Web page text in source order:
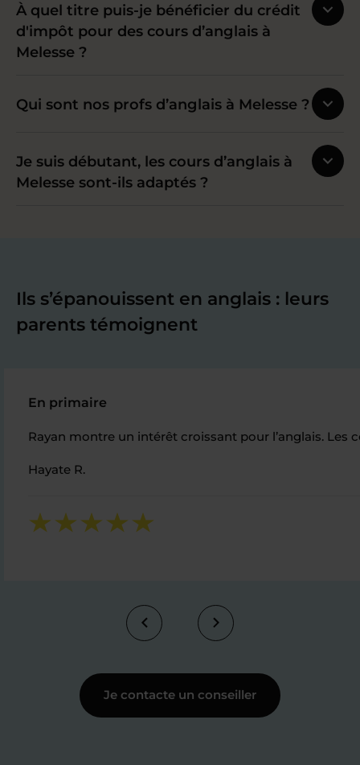
À quel titre puis-je bénéficier du crédit
d'impôt pour des cours d’anglais à
Melesse ?
Qui sont nos profs d’anglais à Melesse ?
Je suis débutant, les cours d’anglais à
Melesse sont-ils adaptés ?
Ils s’épanouissent en anglais : leurs
parents témoignent
En primaire
Rayan montre un intérêt croissant pour l’anglais.
Hayate R.
Je contacte un conseiller